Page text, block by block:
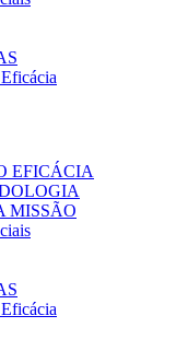
EFICÁCIA
MISSÃO